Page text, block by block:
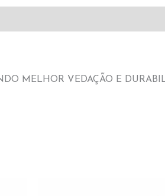
MELHOR VEDAÇÃO E